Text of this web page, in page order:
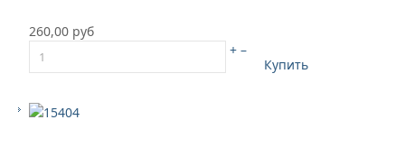
260,00 руб
+ –
Купить